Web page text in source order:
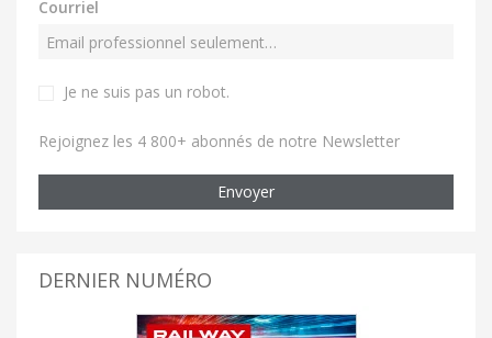
Courriel
Je ne suis pas un robot.
Rejoignez les 4 800+ abonnés de notre Newsletter
Envoyer
DERNIER NUMÉRO